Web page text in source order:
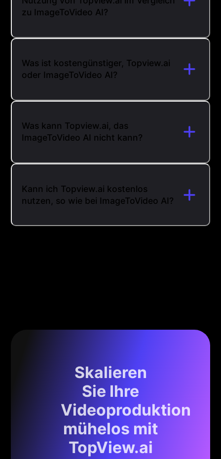
zu ImageToVideo AI?
Was ist kostengünstiger, Topview.ai
oder ImageToVideo AI?
Was kann Topview.ai, das
ImageToVideo AI nicht kann?
Kann ich Topview.ai kostenlos
nutzen, so wie bei ImageToVideo AI?
Skalieren
Sie Ihre
Videoproduktion
mühelos mit
TopView.ai